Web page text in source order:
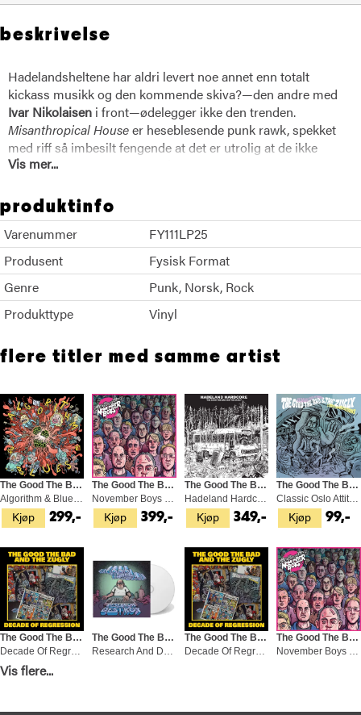
beskrivelse
Hadelandsheltene har aldri levert noe annet enn totalt
kickass musikk og den kommende skiva?—den andre med
Ivar Nikolaisen i front—ødelegger ikke den trenden.
Misanthropical Houseer heseblesende punk rawk, spekket
med riff så imbesilt fengende at det er utrolig at de ikke
allerede ble brukt opp av
og en kilde innad i bandet melder at «tekstene er en perfekt
blanding av dårlig engelsk og dritbra norsk». GBZ
oppsummerer alt som gjør det gøy å høre på rock’n’roll:
aggresjon, feng og hårete soloer.
Vis mer...
produktinfo
Varenummer
FY111LP25
Produsent
Fysisk Format
Genre
Punk Norsk Rock
Produkttype
Vinyl
flere titler med samme artist
Kjøp
The Good The Bad And The Zugly
299,- Kjøp
The Good The Bad And The Zugly
399,- Kjøp
The Good The Bad And The Zugly
Hadeland Hardcore (LP)
349,- Kjøp
The Good The Bad And The Zugly
99,-
Kjøp
The Good The Bad And The Zugly
Decade Of Regression (LP)
329,-
The Good The Bad And The Zugly
Research And Destroy (CD)
The Good The Bad And The Zugly
Decade Of Regression - LTD (LP)
The Good The Bad And The Zugly
November Boys (CD)
Vis flere...